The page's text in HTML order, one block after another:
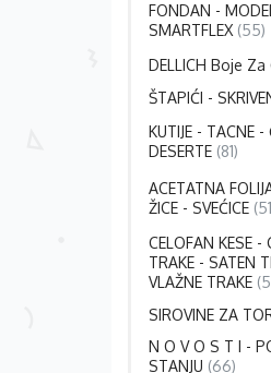
FONDAN -
SMARTFLEX (55)
DELLICH Boje
ŠTAPIĆI -
KUTIJE - TACNE -
DESERTE (81)
ACETATNA
ŽICE - SVEĆICE
CELOFAN KESE -
TRAKE - SATEN
VLAŽNE TRAKE
SIROVINE ZA
N O V O S T I -
STANJU (66)